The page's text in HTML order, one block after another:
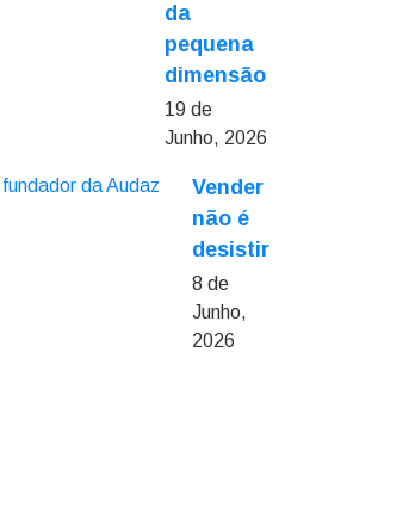
da
pequena
dimensão
19 de
Junho, 2026
Vender
não é
desistir
8 de
Junho,
2026